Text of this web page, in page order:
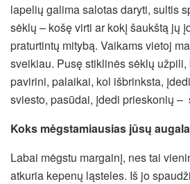
lapelių galima salotas daryti, sultis
sėklų – košę virti ar kokį šaukštą jų
praturtintų mitybą. Vaikams vietoj
sveikiau. Pusę stiklinės sėklų užpili,
pavirini, palaikai, kol išbrinksta,
sviesto, pasūdai, įdedi prieskonių –
Koks mėgstamiausias jūsų
Labai mėgstu margainį, nes tai
atkuria kepenų ląsteles. Iš jo